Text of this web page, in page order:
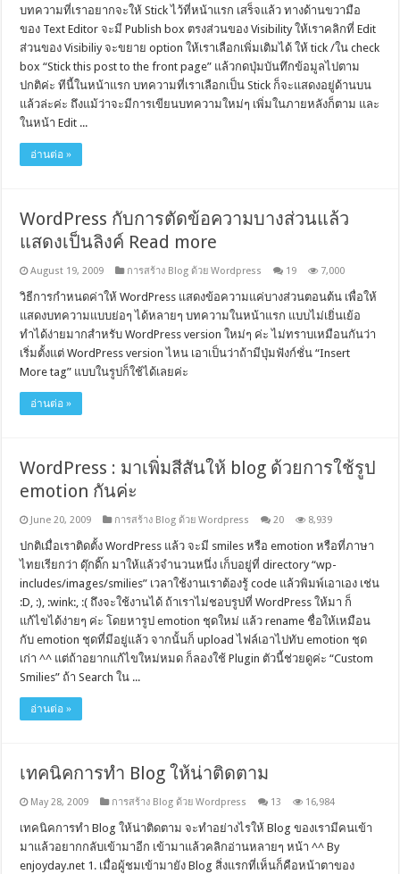
บทความที่เราอยากจะให้ Stick ไว้ที่หน้าแรก เสร็จแล้ว ทางด้านขวามือ
ของ Text Editor จะมี Publish box ตรงส่วนของ Visibility ให้เราคลิกที่ Edit
ส่วนของ Visibiliy จะขยาย option ให้เราเลือกเพิ่มเติมได้ ให้ tick /ใน check
box “Stick this post to the front page” แล้วกดปุ่มบันทึกข้อมูลไปตาม
ปกติค่ะ ทีนี้ในหน้าแรก บทความที่เราเลือกเป็น Stick ก็จะแสดงอยู่ด้านบน
แล้วล่ะค่ะ ถึงแม้ว่าจะมีการเขียนบทความใหม่ๆ เพิ่มในภายหลังก็ตาม และ
ในหน้า Edit ...
อ่านต่อ »
WordPress กับการตัดข้อความบางส่วนแล้ว
แสดงเป็นลิงค์ Read more
August 19, 2009 การสร้าง Blog ด้วย Wordpress 19 7,000
วิธีการกำหนดค่าให้ WordPress แสดงข้อความแค่บางส่วนตอนต้น เพื่อให้
แสดงบทความแบบย่อๆ ได้หลายๆ บทความในหน้าแรก แบบไม่เยิ่นเย้อ
ทำได้ง่ายมากสำหรับ WordPress version ใหม่ๆ ค่ะ ไม่ทราบเหมือนกันว่า
เริ่มตั้งแต่ WordPress version ไหน เอาเป็นว่าถ้ามีปุ่มฟังก์ชั่น “Insert
More tag” แบบในรูปก็ใช้ได้เลยค่ะ
อ่านต่อ »
WordPress : มาเพิ่มสีสันให้ blog ด้วยการใช้รูป
emotion กันค่ะ
June 20, 2009 การสร้าง Blog ด้วย Wordpress 20 8,939
ปกติเมื่อเราติดตั้ง WordPress แล้ว จะมี smiles หรือ emotion หรือที่ภาษา
ไทยเรียกว่า ดุ๊กดิ๊ก มาให้แล้วจำนวนหนึ่ง เก็บอยู่ที่ directory “wp-
includes/images/smilies” เวลาใช้งานเราต้องรู้ code แล้วพิมพ์เอาเอง เช่น
:D, :), :wink:, :( ถึงจะใช้งานได้ ถ้าเราไม่ชอบรูปที่ WordPress ให้มา ก็
แก้ไขได้ง่ายๆ ค่ะ โดยหารูป emotion ชุดใหม่ แล้ว rename ชื่อให้เหมือน
กับ emotion ชุดที่มีอยู่แล้ว จากนั้นก็ upload ไฟล์เอาไปทับ emotion ชุด
เก่า ^^ แต่ถ้าอยากแก้ไขใหม่หมด ก็ลองใช้ Plugin ตัวนี้ช่วยดูค่ะ “Custom
Smilies” ถ้า Search ใน ...
อ่านต่อ »
เทคนิคการทำ Blog ให้น่าติดตาม
May 28, 2009 การสร้าง Blog ด้วย Wordpress 13 16,984
เทคนิคการทำ Blog ให้น่าติดตาม จะทำอย่างไรให้ Blog ของเรามีคนเข้า
มาแล้วอยากกลับเข้ามาอีก เข้ามาแล้วคลิกอ่านหลายๆ หน้า ^^ By
enjoyday.net 1. เมื่อผู้ชมเข้ามายัง Blog สิ่งแรกที่เห็นก็คือหน้าตาของ